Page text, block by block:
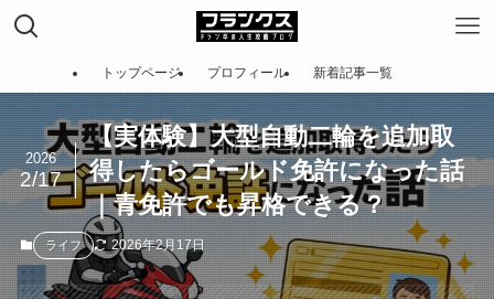
トップページ プロフィール 新着記事一覧
【実体験】大型自動二輪を追加取
得したらゴールド免許になった話
｜青免許でも昇格できる？
2026
2/17
ライフ 2026年2月17日